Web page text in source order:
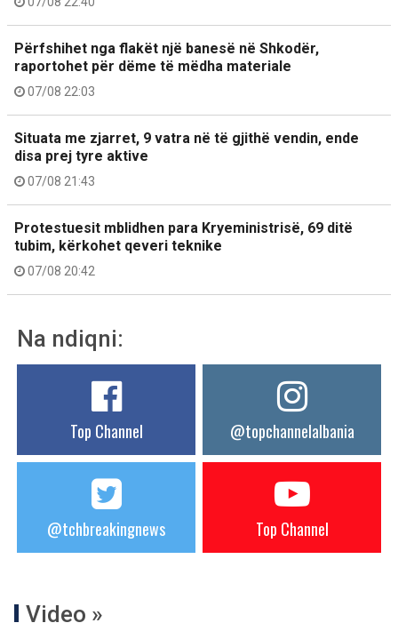
Përfshihet nga flakët një banesë në Shkodër,
raportohet për dëme të mëdha materiale
07/08 22:03
Situata me zjarret, 9 vatra në të gjithë vendin, ende
disa prej tyre aktive
07/08 21:43
Protestuesit mblidhen para Kryeministrisë, 69 ditë
tubim, kërkohet qeveri teknike
07/08 20:42
Na ndiqni:
Top Channel @topchannelalbania
@tchbreakingnews Top Channel
Video »